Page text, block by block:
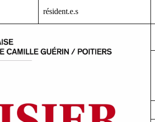
résident.e.s